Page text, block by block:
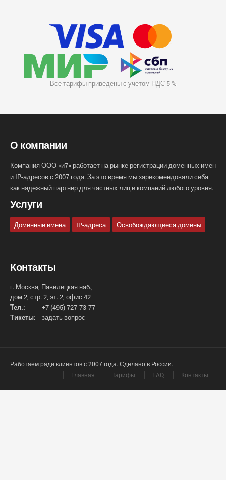
Все тарифы приведены с учетом НДС 5 %
О компании
Компания ООО «и7» работает на рынке регистрации доменных имен
и IP-адресов с 2007 года. За это время мы зарекомендовали себя
как надежный партнер для частных лиц и компаний любого уровня.
Услуги
Доменные имена IP-адреса Освобождающиеся домены
Контакты
г. Москва, Павелецкая наб.,
дом 2, стр. 2, эт. 2, офис 42
Тел.:
+7 (495) 727-73-77
Тикеты:
задать вопрос
Работаем ради клиентов с 2007 года. Сделано в России.
Главная
Тарифы FAQ Контакты